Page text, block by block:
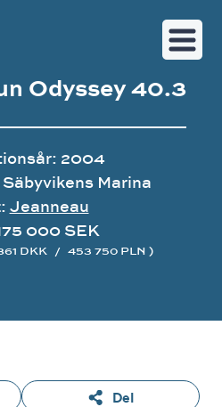
Odyssey 40.3
2004
Marina
Jeanneau
000 SEK
DKK / 453 750 PLN )
Del